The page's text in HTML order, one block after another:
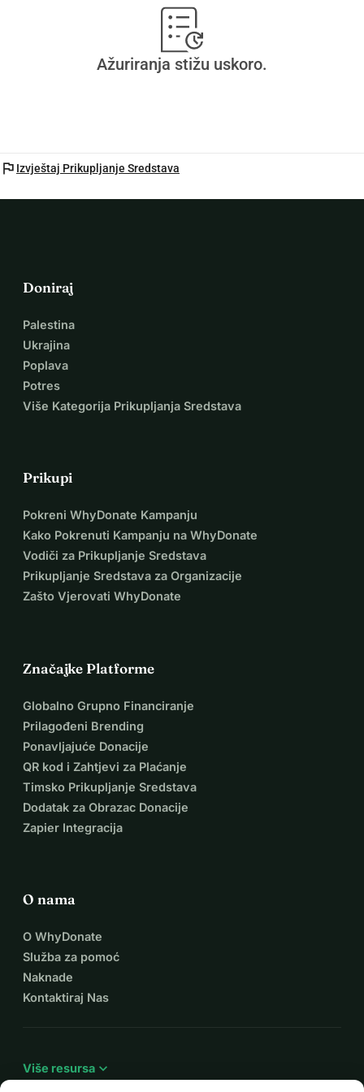
Ažuriranja stižu uskoro.
flag Izvještaj Prikupljanje Sredstava
Doniraj
Palestina
Ukrajina
Poplava
Potres
Više Kategorija Prikupljanja Sredstava
Prikupi
Pokreni WhyDonate Kampanju
Kako Pokrenuti Kampanju na WhyDonate
Vodiči za Prikupljanje Sredstava
Prikupljanje Sredstava za Organizacije
Zašto Vjerovati WhyDonate
Značajke Platforme
Globalno Grupno Financiranje
Prilagođeni Brending
Ponavljajuće Donacije
QR kod i Zahtjevi za Plaćanje
Timsko Prikupljanje Sredstava
Dodatak za Obrazac Donacije
Zapier Integracija
O nama
O WhyDonate
Služba za pomoć
Naknade
Kontaktiraj Nas
Više resursa expand_more